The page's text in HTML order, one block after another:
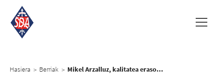
Hasiera > Berriak > Mikel Arzalluz, kalitatea eraso urdinerako 2027raino